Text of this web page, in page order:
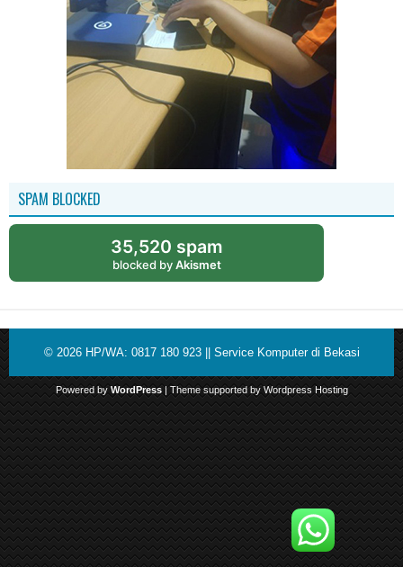
SPAM BLOCKED
35,520 spam
blocked byAkismet
© 2026 HP/WA: 0817 180 923 || Service Komputer di Bekasi
Powered by WordPress| Theme supported by Wordpress Hosting